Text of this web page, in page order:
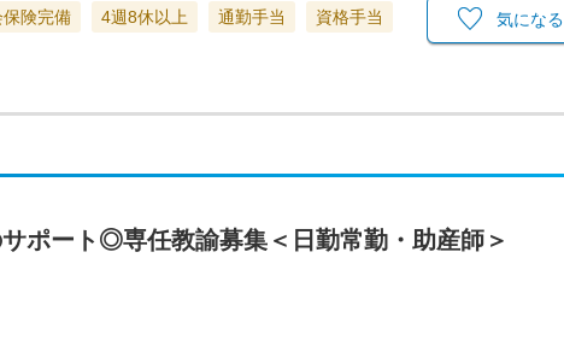
保険完備 4週8休以上 通勤手当
資格手当
気になる
ポート◎専任教諭募集＜日勤常勤・助産師＞